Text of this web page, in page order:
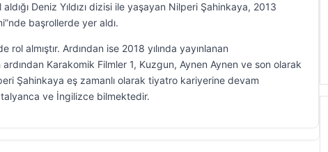
Deniz Yıldızı dizisi ile yaşayan Nilperi Şahinkaya, 2013
başrollerde yer aldı.
rol almıştır. Ardından ise 2018 yılında yayınlanan
Karakomik Filmler 1, Kuzgun, Aynen Aynen ve son olarak
Şahinkaya eş zamanlı olarak tiyatro kariyerine devam
ve İngilizce bilmektedir.